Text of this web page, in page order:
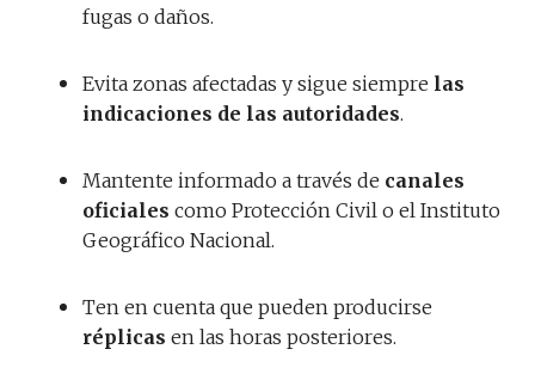
fugas o daños.
Evita zonas afectadas y sigue siempre las
indicaciones de las autoridades.
Mantente informado a través de canales
oficiales como Protección Civil o el Instituto
Geográfico Nacional.
Ten en cuenta que pueden producirse
réplicas en las horas posteriores.